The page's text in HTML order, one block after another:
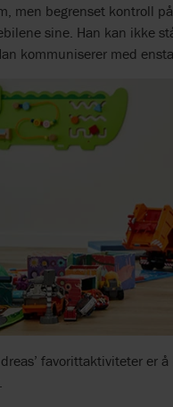
men begrenset kontroll
sine. Han kan ikke
kommuniserer med
favorittaktiviteter er